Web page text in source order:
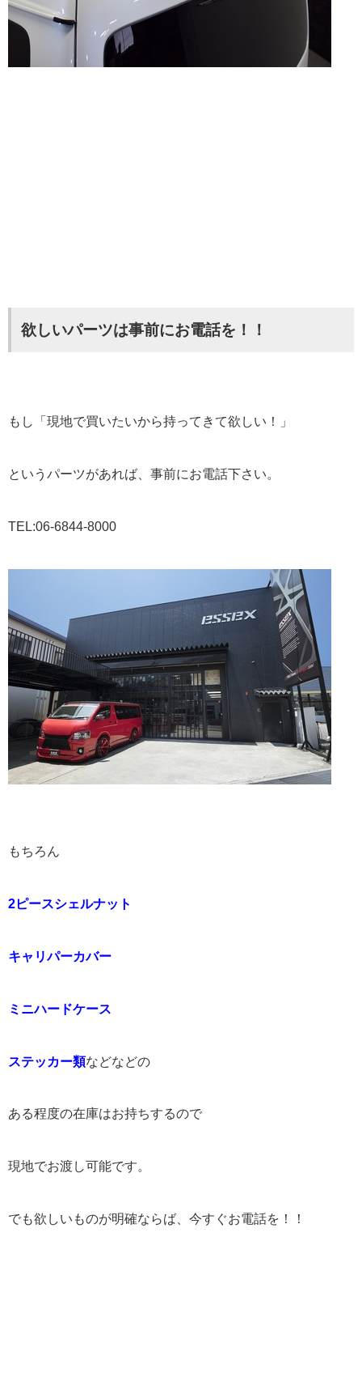
欲しいパーツは事前にお電話を！！
もし「現地で買いたいから持ってきて欲しい！」
というパーツがあれば、事前にお電話下さい。
TEL:06-6844-8000
もちろん
2ピースシェルナット
キャリパーカバー
ミニハードケース
ステッカー類などなどの
ある程度の在庫はお持ちするので
現地でお渡し可能です。
でも欲しいものが明確ならば、今すぐお電話を！！